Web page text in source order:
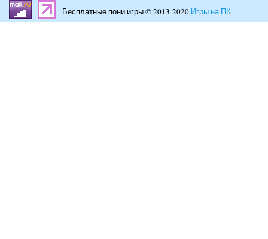
Бесплатные пони игры © 2013-2020 Игры на ПК